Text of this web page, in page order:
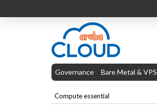
Governance Bare Metal & VPS
Compute essential